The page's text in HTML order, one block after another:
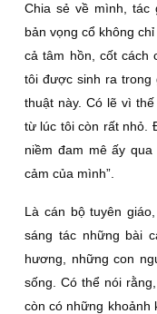
Chia sẻ về mình, tác
bản vọng cổ không
cả tâm hồn, cốt cách
tôi được sinh ra trong
thuật này. Có lẽ vì
từ lúc tôi còn rất nhỏ.
niềm đam mê ấy
cảm của mình”.
Là cán bộ tuyên
sáng tác những bài
hương, những con
sống. Có thể nói
còn có những khoảnh